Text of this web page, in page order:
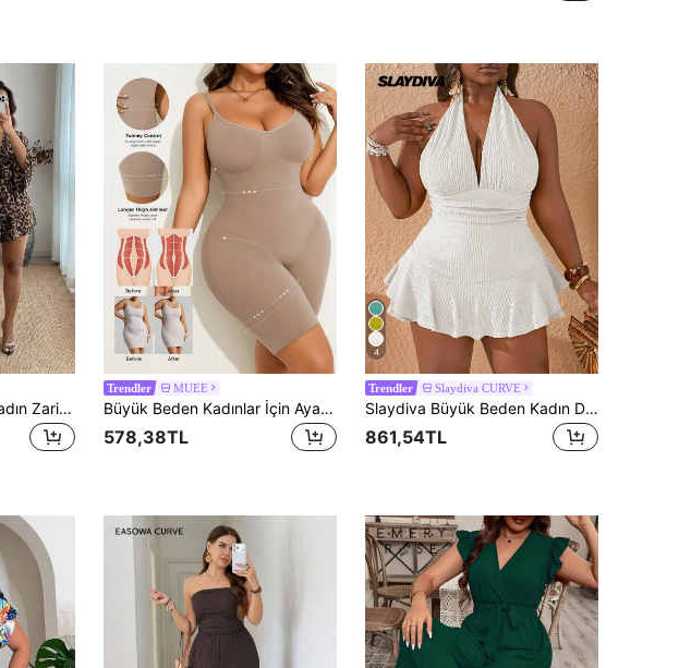
Enliva Büyük Beden Kadın Zarif Leopar Desenli Tulum, Yuvarlak Vücut Tipi İçin, İşten Hafta Sonuna Uygun
Trendler MUEE
Büyük Beden Kadınlar İçin Ayarlanabilir Askılı Sıkıştırıcı Tam Vücut Şekillendirici Yazlık
578,38TL
4
Trendler Slaydiva CURVE
Slaydiva Büyük Beden Kadın Düz Yeşil Örgü Dokulu Kumaş Günlük Tatil Seksi Sırtı Açık Fırfırlı Etekli Tulum, Yazlık Askılı Elbise Kadın Askılı Elbise Fırfırlı Etekli Elbise Beyaz Elbise Dokulu Elbise
861,54TL